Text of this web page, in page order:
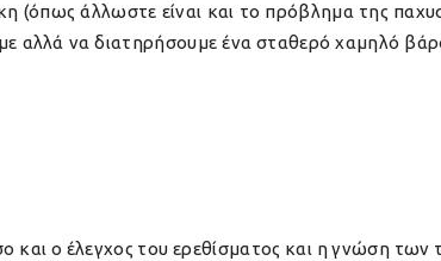
άλλωστε είναι και το πρόβλημα της
αλλά να διατηρήσουμε ένα σταθερό χαμηλό
και ο έλεγχος του ερεθίσματος και η γνώση